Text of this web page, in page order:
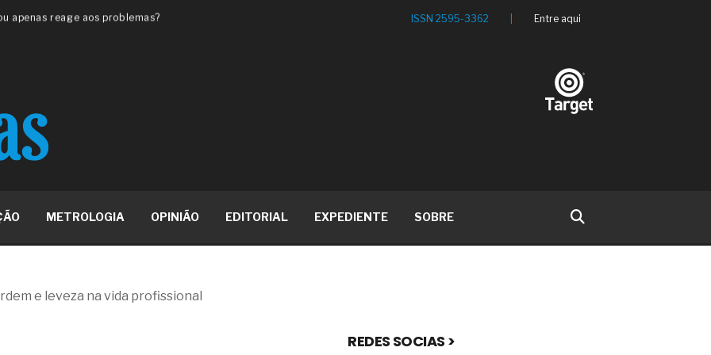
apenas reage aos problemas?
má-fé para tentar criar uma
ISO
metabólica
ânus
de ovário
da fadiga crônica
ISSN 2595-3362 Entre aqui
METROLOGIA OPINIÃO EDITORIAL EXPEDIENTE SOBRE
e leveza na vida profissional
REDES SOCIAS >